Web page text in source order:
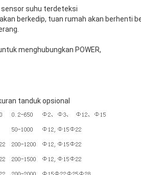
sensor suhu terdeteksi
berkedip, tuan rumah akan berhenti
menghubungkan POWER,
tanduk opsional